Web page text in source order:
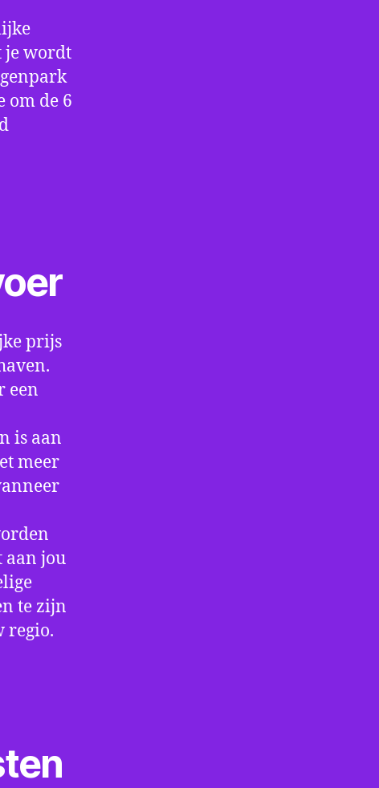
je wordt
om de 6
prijs
een
is aan
meer
aan jou
te zijn
regio.